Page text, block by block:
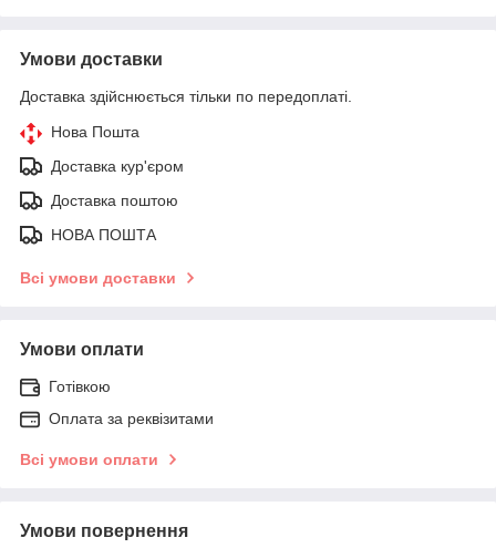
Умови доставки
Доставка здійснюється тільки по передоплаті.
Нова Пошта
Доставка кур'єром
Доставка поштою
НОВА ПОШТА
Всі умови доставки
Умови оплати
Готівкою
Оплата за реквізитами
Всі умови оплати
Умови повернення